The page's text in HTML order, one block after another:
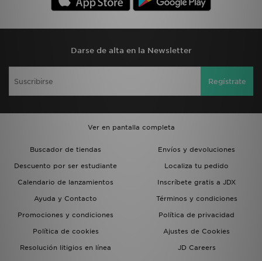
Darse de alta en la Newsletter
Regístrate
Ver en pantalla completa
Buscador de tiendas
Envíos y devoluciones
Descuento por ser estudiante
Localiza tu pedido
Calendario de lanzamientos
Inscríbete gratis a JDX
Ayuda y Contacto
Términos y condiciones
Promociones y condiciones
Política de privacidad
Política de cookies
Ajustes de Cookies
Resolución litigios en línea
JD Careers